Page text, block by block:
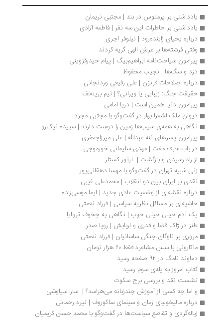
یادداشتی بر پرمتوس در بند | مجتبی نریمان
یادداشتی بر خاطرات این سه نفر | فاطمه آزادی
درباره یحیای زاینده‌رود | نیلوفر اجری
وقتی فرشته‌ها بر عرش الهی گریه کردند
پیرامون سیاحت‌نامه ابراهیم‌بیگ | پیام حیدرقزوینی
دزد و سگ‌ها | نجیب محفوظ
درباره اصلاحات فرنزن | علی رفیعی وردنجانی
حقیقتِ جنگ: زیبایی یا ویرانی؟ | تیم برینخف
پیرامون دنیا همین است | دریا امامی
دیوان ملک‌الشعرا بهار در گفت‌وگو با مجتبی مجرد
نگاهی به همه‌ی سیب‌ها زمین را دوست دارند | سپیده نیک‌رو
پیرامون پسرهای ننه عبدالله | علی میرزاجعفری
در باب حرف مفت | مهدی سلیمانی خورموجی
از راه رسیدن و بازگشت |  آرتور کستلر
زنی شبیه تهران در گفت‌وگو با مهسا دهقانی‌پور
نقدی بر ایران بین دو انقلاب | محمدعلی غیبی
درباره نقشه‌ای از وضعیت عادی جدید | ایما موسی‌زاده
حاشیه‌ای بر مسائل نظریه سیاسی | فرزاد نعمتی
یک آدم خیلی خیلی خوب | نگاهی به چخوف تروایا
طنز در ژاک قضا و قدری و اربابش | رویا صدر
مروری بر ناوگان جنگی ساسانیان | فرزاد نعمتی
ماکارونی با سس مشاعره فقط ۶٠ هزار تومان
دماوند نامگ در 92 صفحه رسید
کتاب امروز به پله‌ی سوم رسید
نشست نقد و بررسی برج سکوت
و اما چه کسی از آموزش چندزبانه می‌هراسد؟ |  سارا سیاوشی
درباره مالیخولیای زمان و سینمای ساکوروف | نیره رحمانی
زباله‌گردی و تقاطع سیاست‌ها در گفت‌وگو با محمد حسن کریمیان